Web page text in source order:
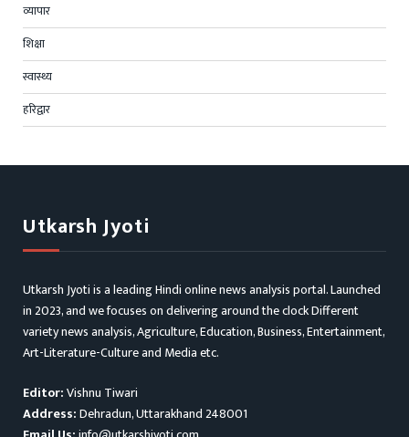
व्यापार
शिक्षा
स्वास्थ्य
हरिद्वार
Utkarsh Jyoti
Utkarsh Jyoti is a leading Hindi online news analysis portal. Launched
in 2023, and we focuses on delivering around the clock Different
variety news analysis, Agriculture, Education, Business, Entertainment,
Art-Literature-Culture and Media etc.
Editor:Vishnu Tiwari
Address:Dehradun, Uttarakhand 248001